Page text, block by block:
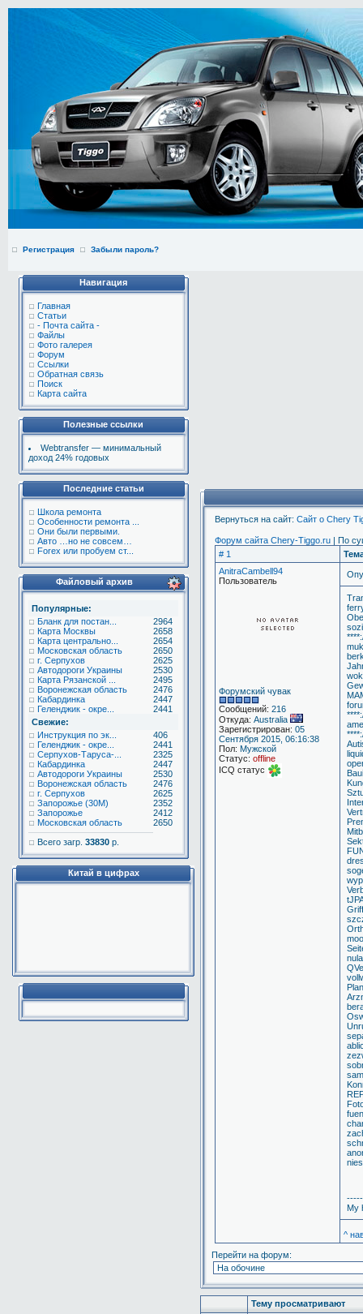
Регистрация Забыли пароль?
Навигация
Главная
Статьи
- Почта сайта -
Файлы
Фото галерея
Форум
Ссылки
Обратная связь
Поиск
Карта сайта
Полезные ссылки
Webtransfer — минимальный
доход 24% годовых
Последние статьи
Школа ремонта
Особенности ремонта ...
Они были первыми.
Авто …но не совсем…
Forex или пробуем ст...
Файловый архив
Популярные:
Бланк для постан...
2964
Карта Москвы
2658
Карта центрально...
2654
Московская область
2650
г. Серпухов
2625
Автодороги Украины
2530
Карта Рязанской ...
2495
Воронежская область
2476
Кабардинка
2447
Геленджик - окре...
2441
Свежие:
Инструкция по эк...
406
Геленджик - окре...
2441
Серпухов-Таруса-...
2325
Кабардинка
2447
Автодороги Украины
2530
Воронежская область
2476
г. Серпухов
2625
Запорожье (30М)
2352
Запорожье
2412
Московская область
2650
Всего загр. 33830 р.
Китай в цифрах
Вернуться на сайт: Сайт о Chery
Форум сайта Chery-Tiggo.ru | По
# 1
AnitraCambell94
Пользователь
Форумский чувак
Сообщений: 216
Откуда: Australia
Зарегистрирован: 05
Сентября 2015, 06:16:38
Пол: Мужской
Статус: offline
ICQ статус
My
^
Перейти на форум:
Тему просматривают